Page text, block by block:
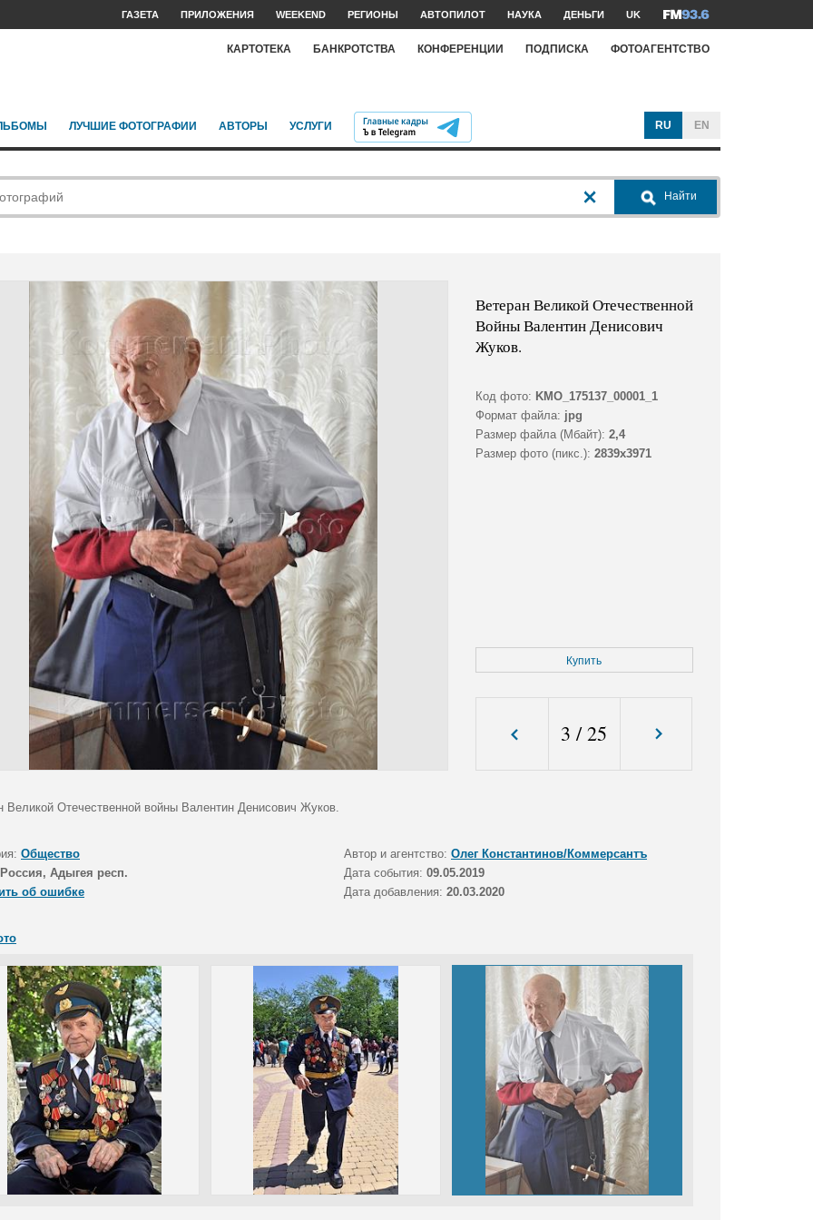
ГАЗЕТА ПРИЛОЖЕНИЯ WEEKEND РЕГИОНЫ АВТОПИЛОТ НАУКА ДЕНЬГИ UK
КАРТОТЕКА БАНКРОТСТВА КОНФЕРЕНЦИИ ПОДПИСКА ФОТОАГЕНТСТВО
ЛУЧШИЕ ФОТОГРАФИИ АВТОРЫ УСЛУГИ RU EN
Найти
Ветеран Великой Отечественной
Войны Валентин Денисович
Жуков.
Код фото: KMO_175137_00001_1
Формат файла: jpg
Размер файла (Мбайт): 2,4
Размер фото (пикс.): 2839x3971
Купить
3 /25
Великой Отечественной войны Валентин Денисович Жуков.
Общество Автор и агентство: Олег Константинов/Коммерсантъ
Россия, Адыгея респ. Дата события: 09.05.2019
об ошибке
Дата добавления: 20.03.2020